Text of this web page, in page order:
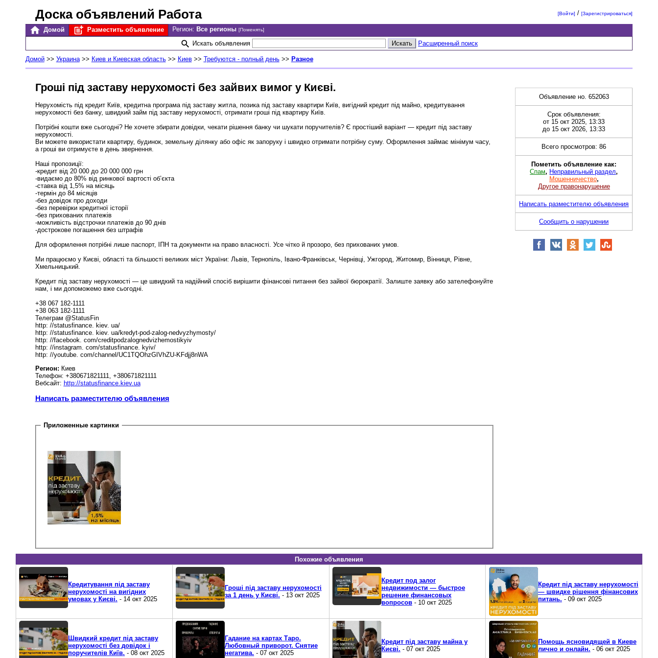
Доска объявлений Работа [Войти] /[Зарегистрироваться]
Домой Разместить объявление Регион: Все регионы [Поменять]
Искать объявления Расширенный поиск
Домой>> Украина>> Киев и Киевская область>> Киев>> Требуются - полный день>> Разное
Гроші під заставу нерухомості без зайвих вимог у Києві.
Нерухомість під кредит Київ, кредитна програма під заставу житла, позика під заставу квартири Київ, вигідний кредит під майно, кредитування
нерухомості без банку, швидкий займ під заставу нерухомості, отримати гроші під квартиру Київ.
Потрібні кошти вже сьогодні? Не хочете збирати довідки, чекати рішення банку чи шукати поручителів? Є простіший варіант — кредит під заставу
нерухомості.
Ви можете використати квартиру, будинок, земельну ділянку або офіс як запоруку і швидко отримати потрібну суму. Оформлення займає мінімум часу,
а гроші ви отримуєте в день звернення.
Наші пропозиції:
-кредит від 20 000 до 20 000 000 грн
-видаємо до 80% від ринкової вартості об’єкта
-ставка від 1,5% на місяць
-термін до 84 місяців
-без довідок про доходи
-без перевірки кредитної історії
-без прихованих платежів
-можливість відстрочки платежів до 90 днів
-дострокове погашення без штрафів
Для оформлення потрібні лише паспорт, ІПН та документи на право власності. Усе чітко й прозоро, без прихованих умов.
Ми працюємо у Києві, області та більшості великих міст України: Львів, Тернопіль, Івано-Франківськ, Чернівці, Ужгород, Житомир, Вінниця, Рівне,
Хмельницький.
Кредит під заставу нерухомості — це швидкий та надійний спосіб вирішити фінансові питання без зайвої бюрократії. Залиште заявку або зателефонуйте
нам, і ми допоможемо вже сьогодні.
+38 067 182-1111
+38 063 182-1111
Телеграм @StatusFin
http: //statusfinance. kiev. ua/
http: //statusfinance. kiev. ua/kredyt-pod-zalog-nedvyzhymosty/
http: //facebook. com/creditpodzalognedvizhemostikyiv
http: //instagram. com/statusfinance. kyiv/
http: //youtube. com/channel/UC1TQOhzGIVhZU-KFdjj8nWA
Регион: Киев
Телефон: ‎+380671821111, ‎+380671821111
Вебсайт: http://statusfinance.kiev.ua
Написать разместителю объявления
Приложенные картинки
Объявление но. 652063
Срок объявления:
от 15 окт 2025, 13:33
до 15 окт 2026, 13:33
Всего просмотров: 86
Пометить объявление как:
Спам, Неправильный раздел,
Мошенничество,
Другое правонарушение
Написать разместителю объявления
Сообщить о нарушении
Похожие объявления
Кредитування під заставу
нерухомості на вигідних
умовах у Києві. - 14 окт 2025
Гроші під заставу нерухомості
за 1 день у Києві. - 13 окт 2025
Кредит под залог
недвижимости — быстрое
решение финансовых
вопросов- 10 окт 2025
Кредит під заставу нерухомості
— швидке рішення фінансових
питань. - 09 окт 2025
Швидкий кредит під заставу
нерухомості без довідок і
поручителів Київ. - 08 окт 2025
Гадание на картах Таро.
Любовный приворот. Снятие
негатива. - 07 окт 2025
Кредит під заставу майна у
Києві. - 07 окт 2025
Помощь ясновидящей в Киеве
лично и онлайн. - 06 окт 2025